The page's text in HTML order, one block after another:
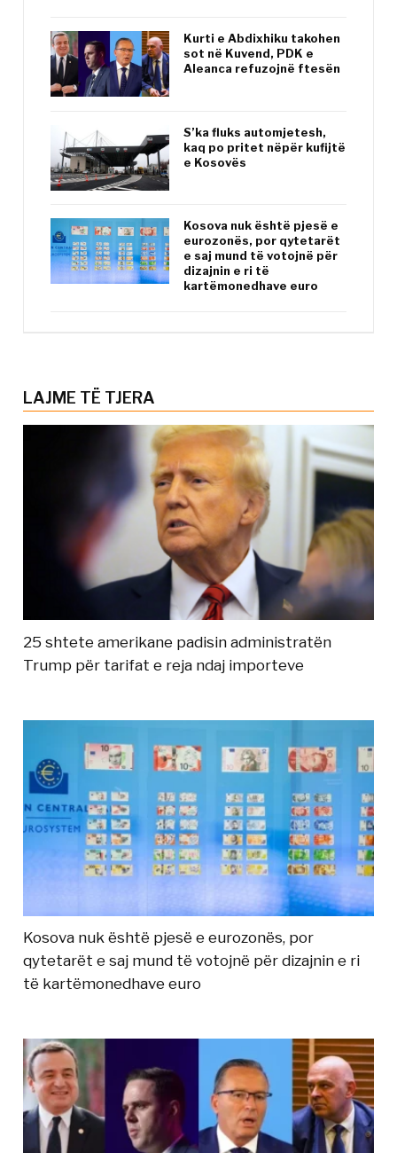
Kurti e Abdixhiku takohen
sot në Kuvend, PDK e
Aleanca refuzojnë ftesën
S’ka fluks automjetesh,
kaq po pritet nëpër kufijtë
e Kosovës
Kosova nuk është pjesë e
eurozonës, por qytetarët
e saj mund të votojnë për
dizajnin e ri të
kartëmonedhave euro
LAJME TË TJERA
25 shtete amerikane padisin administratën
Trump për tarifat e reja ndaj importeve
Kosova nuk është pjesë e eurozonës, por
qytetarët e saj mund të votojnë për dizajnin e ri
të kartëmonedhave euro